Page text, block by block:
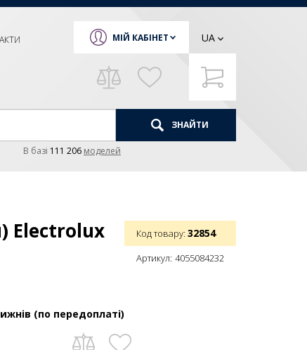
МІЙ КАБІНЕТ UA
ЗНАЙТИ
В базi 111 206 моделей
Electrolux Код товару: 32854
Артикул: 4055084232
(по передоплаті)